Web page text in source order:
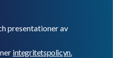
presentationer av
integritetspolicyn.